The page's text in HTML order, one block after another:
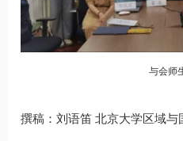
与会师
撰稿：刘语笛 北京大学区域与